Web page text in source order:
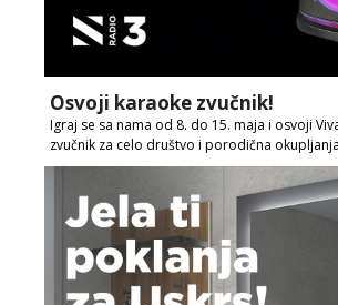
Osvoji karaoke zvučnik!
Igraj se sa nama od 8. do 15. maja i osvoji
zvučnik za celo društvo i porodična